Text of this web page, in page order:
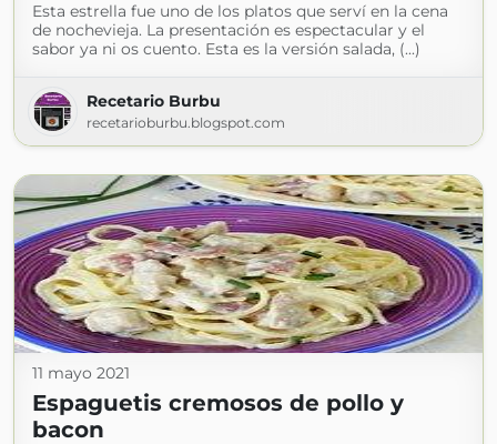
Esta estrella fue uno de los platos que serví en la cena
de nochevieja. La presentación es espectacular y el
sabor ya ni os cuento. Esta es la versión salada, (...)
Recetario Burbu
recetarioburbu.blogspot.com
11 mayo 2021
Espaguetis cremosos de pollo y
bacon